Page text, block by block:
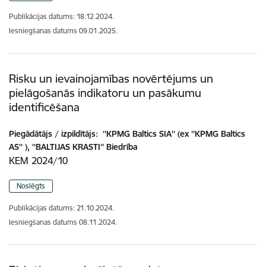
Publikācijas datums: 18.12.2024.
Iesniegšanas datums 09.01.2025.
Risku un ievainojamības novērtējums un
pielāgošanās indikatoru un pasākumu
identificēšana
Piegādātājs / izpildītājs: ''KPMG Baltics SIA'' (ex ''KPMG Baltics
AS'' ), ''BALTIJAS KRASTI'' Biedrība
KEM 2024/10
Noslēgts
Publikācijas datums: 21.10.2024.
Iesniegšanas datums 08.11.2024.